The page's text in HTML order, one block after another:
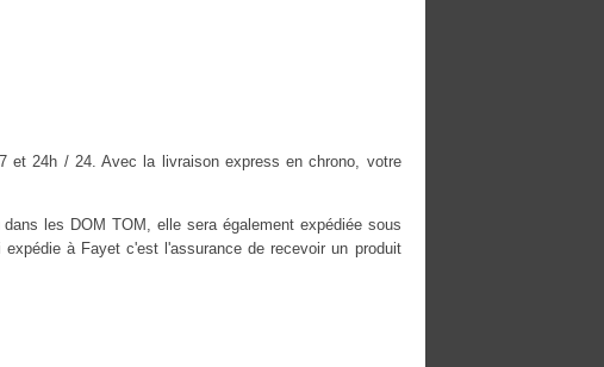
24h / 24. Avec la livraison express en chrono, votre
les DOM TOM, elle sera également expédiée sous
à Fayet c'est l'assurance de recevoir un produit